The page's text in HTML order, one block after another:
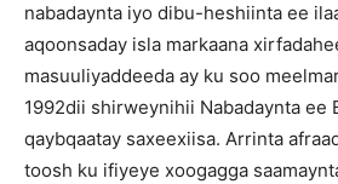
nabadaynta iyo dibu-heshiinta ee
aqoonsaday isla markaana
masuuliyaddeeda ay ku soo
1992dii shirweynihii Nabadaynta ee
qaybqaatay saxeexiisa. Arrinta
toosh ku ifiyeye xoogagga